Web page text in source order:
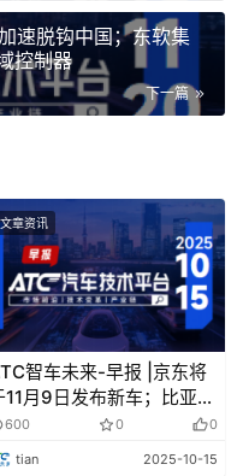
进奇瑞”！
速脱钩中国；东软集
控制器
下一篇
文章资讯
智车未来-早报 |京东将
11月9日发布新车；比亚迪
将在西班牙建欧洲第三家
厂
600 0 0
tian 2025-10-15